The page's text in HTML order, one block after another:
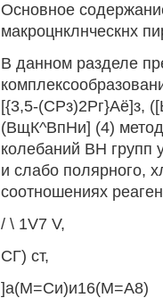
Основное
макроцнклнческнх
В данном разделе
[{3,5-(СРз)2Рг}Аё]з,
(ВщК^ВпНи] (4)
колебаний ВН групп
и слабо полярного,
соотношениях
/ \ 1V7 V,
СГ) ст,
]а(М=Си)и16(М=А8)